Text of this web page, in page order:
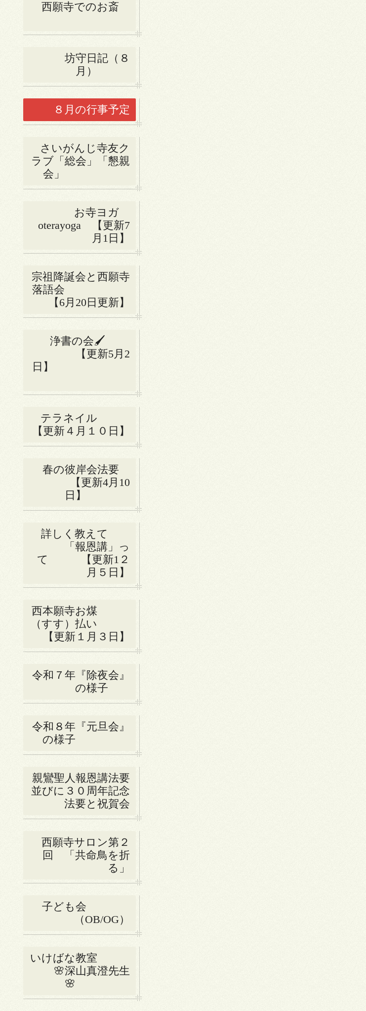
西願寺でのお斎
坊守日記（８
月）
８月の行事予定
さいがんじ寺友ク
ラブ「総会」「懇親
会」
お寺ヨガ
oterayoga 【更新7
月1日】
宗祖降誕会と西願寺
落語会
【6月20日更新】
浄書の会🖌
【更新5月2
日】
テラネイル
【更新４月１０日】
春の彼岸会法要
【更新4月10
日】
詳しく教えて
「報恩講」っ
て 【更新1２
月５日】
西本願寺お煤
（すす）払い
【更新１月３日】
令和７年『除夜会』
の様子
令和８年『元旦会』
の様子
親鸞聖人報恩講法要
並びに３０周年記念
法要と祝賀会
西願寺サロン第２
回 「共命鳥を折
る」
子ども会
（OB/OG）
いけばな教室
🌸深山真澄先生
🌸